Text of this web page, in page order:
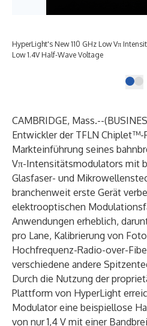
HyperLight's New 110 GHz Low Vπ
Low 1.4V Half-Wave Voltage
CAMBRIDGE, Mass.--(
Entwickler der TFLN
Markteinführung seines
Vπ-Intensitätsmodulators mit
Glasfaser- und
branchenweit erste Gerät
elektrooptischen
Anwendungen erheblich,
pro Lane, Kalibrierung von
Hochfrequenz-Radio-over-
verschiedene andere
Durch die Nutzung der
Plattform von HyperLight
Modulator eine beispiellose
von nur 1,4 V mit einer